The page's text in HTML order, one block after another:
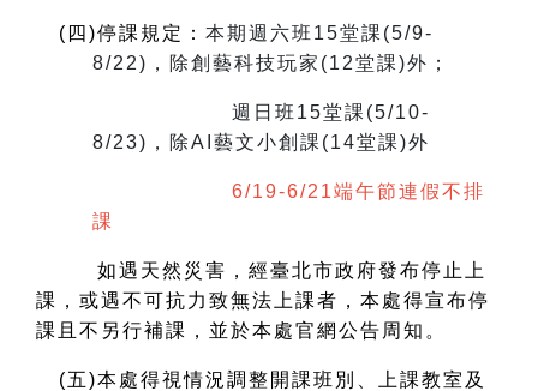
( 四)停課規定： 本期週六班15堂課(5/9-
8/22)，除創藝科技玩家(12堂課)外；
週日班15堂課(5/10-
8/23)，除AI藝文小創課(14堂課)外
6/19-6/21端午節連假不排
課
如遇天然災害，經臺北市政府發布停止上
課，或遇不可抗力致無法上課者，本處得宣布停
課且不另行補課，並於本處官網公告周知。
(五)本處得視情況調整開課班別、上課教室及